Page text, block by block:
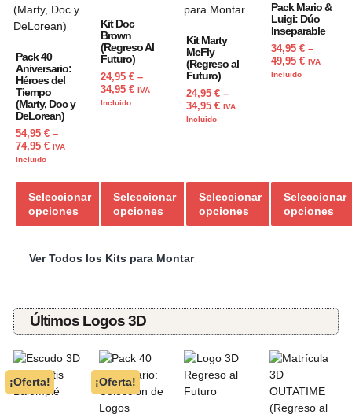
Pack 40
Aniversario:
Héroes del
Tiempo
(Marty, Doc y
DeLorean)
54,95 €–
74,95 € IVA
Incluido
Seleccionar
opciones
Kit Doc
Brown
(Regreso Al
Futuro)
24,95€ –
34,95€ IVA
Incluido
Seleccionar
opciones
Kit Marty
McFly
(Regreso al
Futuro)
24,95 €–
34,95 € IVA
Incluido
Seleccionar
opciones
Pack Mario &
Luigi: Dúo
Inseparable
34,95€ –
49,95€ IVA
Incluido
Seleccionar
opciones
Ver Todos los Kits para Montar
Últimos Logos 3D
¡Oferta! ¡Oferta!